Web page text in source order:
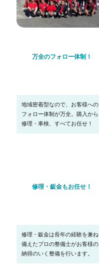
万全のフォロー体制！
地域密着型なので、お客様への
フォロー体制が万全。購入から
修理・車検、すべてお任せ！
修理・鈑金もお任せ！
修理・鈑金は長年の経験を兼ね
備えたプロの整備士がお客様の
納得のいく整備を行います。